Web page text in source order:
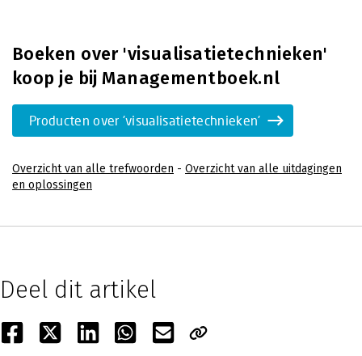
Boeken over 'visualisatietechnieken'
koop je bij Managementboek.nl
Producten over 'visualisatietechnieken'
Overzicht van alle trefwoorden - Overzicht van alle uitdagingen
en oplossingen
Deel dit artikel